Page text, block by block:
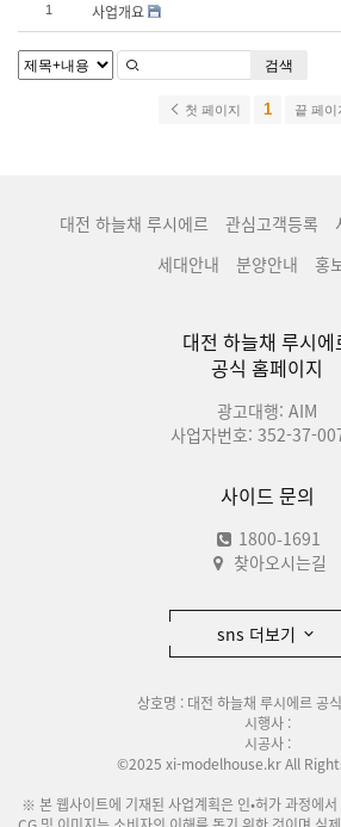
1 사업개요
검색
첫 페이지 1 끝 페이
대전 하늘채 루시에르 관심고객등록
세대안내
분양안내 홍
대전 하늘채 루시에
공식 홈페이지
광고대행: AIM
사업자번호: 352-37-
사이드 문의
1800-1691
찾아오시는길
sns 더보기
상호명 : 대전 하늘채 루시에르 공
시행사 :
시공사 :
©2025 xi-modelhouse.kr All
※ 본 웹사이트에 기재된 사업계획은 인•허가 과정에